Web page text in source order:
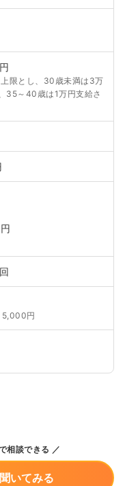
限とし、30歳未満は3万
35～40歳は1万円支給さ
5,000円
相談できる
いてみる